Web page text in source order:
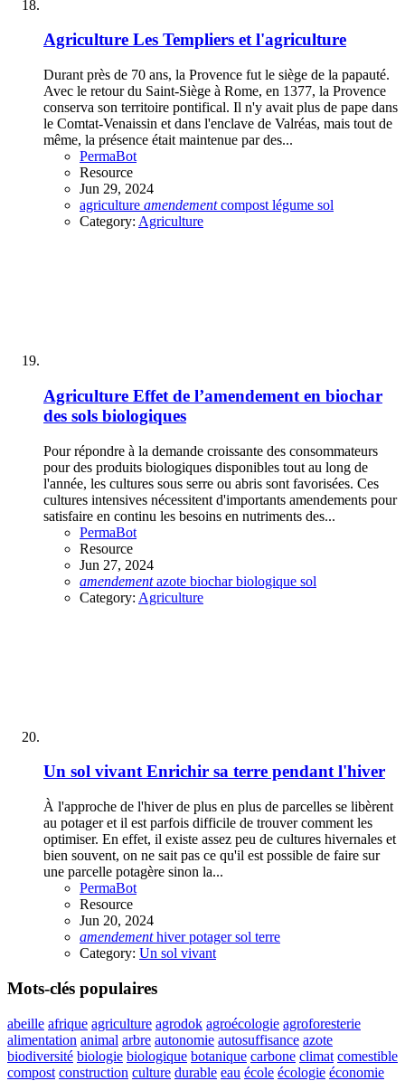
Agriculture Les Templiers et l'agriculture
Durant près de 70 ans, la Provence fut le siège de la papauté.
Avec le retour du Saint-Siège à Rome, en 1377, la Provence
conserva son territoire pontifical. Il n'y avait plus de pape dans
le Comtat-Venaissin et dans l'enclave de Valréas, mais tout de
même, la présence était maintenue par des...
PermaBot
Resource
Jun 29, 2024
agriculture amendement compost légume sol
Category: Agriculture
Agriculture Effet de l’amendement en biochar
des sols biologiques
Pour répondre à la demande croissante des consommateurs
pour des produits biologiques disponibles tout au long de
l'année, les cultures sous serre ou abris sont favorisées. Ces
cultures intensives nécessitent d'importants amendements pour
satisfaire en continu les besoins en nutriments des...
PermaBot
Resource
Jun 27, 2024
amendement azote biocharbiologique sol
Category: Agriculture
Un sol vivant Enrichir sa terre pendant l'hiver
À l'approche de l'hiver de plus en plus de parcelles se libèrent
au potager et il est parfois difficile de trouver comment les
optimiser. En effet, il existe assez peu de cultures hivernales et
bien souvent, on ne sait pas ce qu'il est possible de faire sur
une parcelle potagère sinon la...
PermaBot
Resource
Jun 20, 2024
amendement hiverpotagersol terre
Category: Un sol vivant
Mots-clés populaires
abeille afrique agriculture agrodok agroécologie agroforesterie
alimentation animal arbre autonomie autosuffisance azote
biodiversité biologie biologique botanique carbone climat comestible
compost construction culture durable eau école écologie économie